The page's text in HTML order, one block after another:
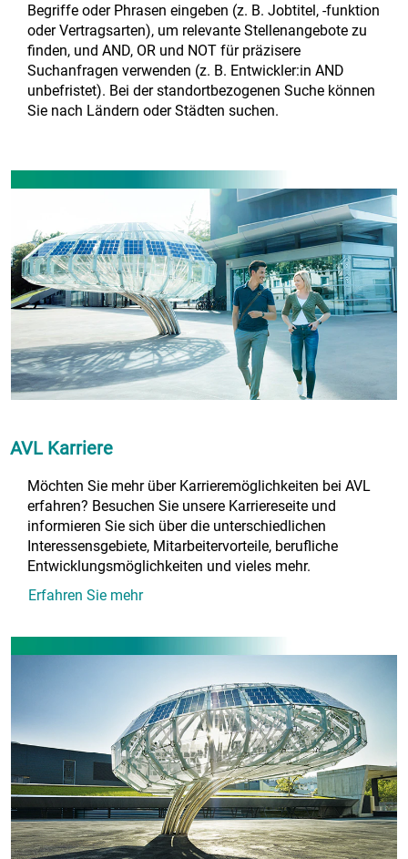
Begriffe oder Phrasen eingeben (z. B. Jobtitel, -funktion
oder Vertragsarten), um relevante Stellenangebote zu
finden, und AND, OR und NOT für präzisere
Suchanfragen verwenden (z. B. Entwickler:in AND
unbefristet). Bei der standortbezogenen Suche können
Sie nach Ländern oder Städten suchen.
AVL Karriere
Möchten Sie mehr über Karrieremöglichkeiten bei AVL
erfahren? Besuchen Sie unsere Karriereseite und
informieren Sie sich über die unterschiedlichen
Interessensgebiete, Mitarbeitervorteile, berufliche
Entwicklungsmöglichkeiten und vieles mehr.
Erfahren Sie mehr